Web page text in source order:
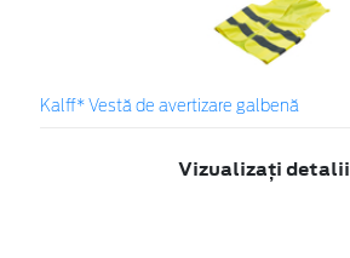
Kalff* Vestă de avertizare galbenă
Vizualizați detalii